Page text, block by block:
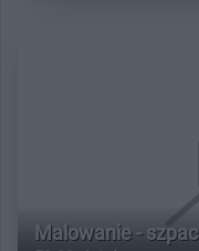
Malowanie -